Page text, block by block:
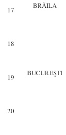
BRĂILA
17
18
19 BUCUREŞTI
20